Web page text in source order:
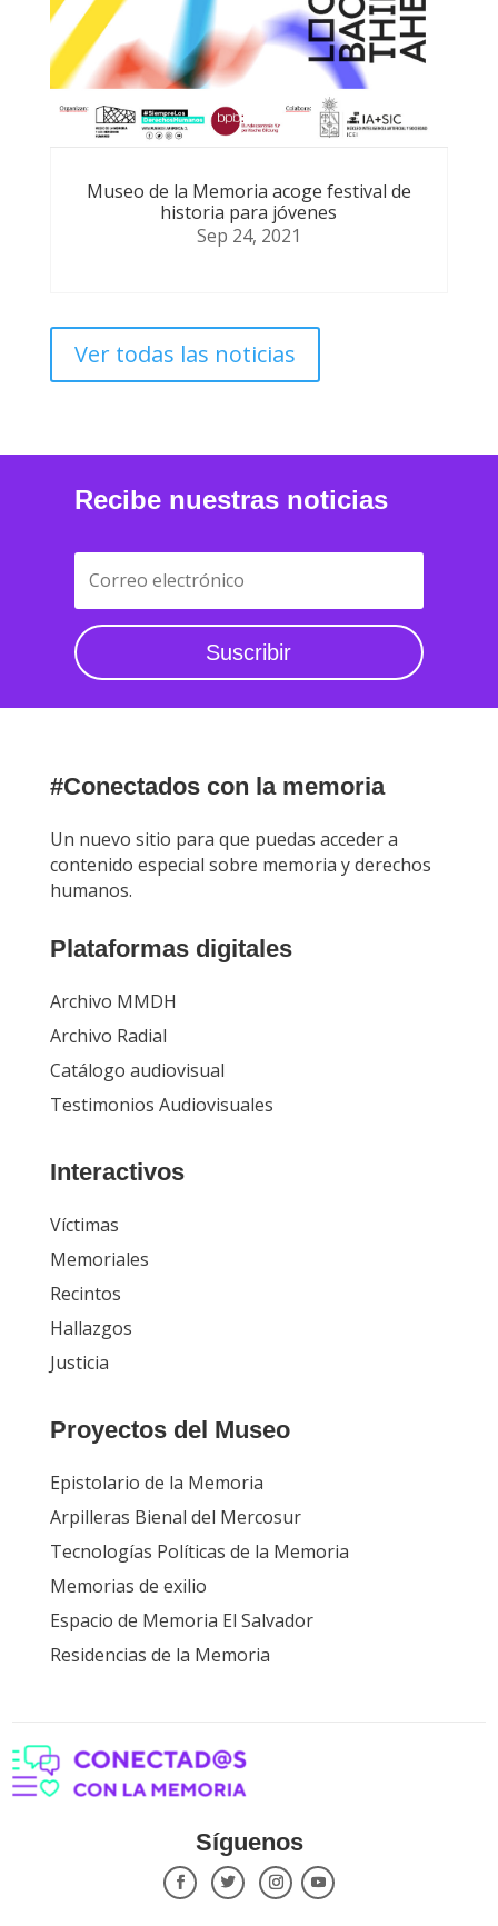
Museo de la Memoria acoge festival de
historia para jóvenes
Sep 24, 2021
Ver todas las noticias
Recibe nuestras noticias
Suscribir
#Conectados con la memoria
Un nuevo sitio para que puedas acceder a
contenido especial sobre memoria y derechos
humanos.
Plataformas digitales
Archivo MMDH
Archivo Radial
Catálogo audiovisual
Testimonios Audiovisuales
Interactivos
Víctimas
Memoriales
Recintos
Hallazgos
Justicia
Proyectos del Museo
Epistolario de la Memoria
Arpilleras Bienal del Mercosur
Tecnologías Políticas de la Memoria
Memorias de exilio
Espacio de Memoria El Salvador
Residencias de la Memoria
Síguenos